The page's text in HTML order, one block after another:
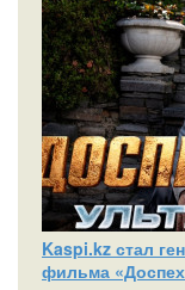
Kaspi.kz стал
фильма